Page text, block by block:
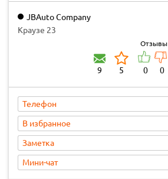
JBAuto Company
Краузе 23
9 5
Отзывы
0 0
Телефон
В избранное
Заметка
Мини-чат